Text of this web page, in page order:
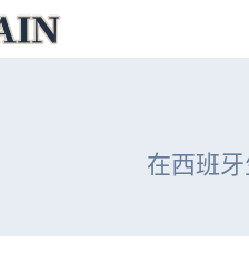
在西班